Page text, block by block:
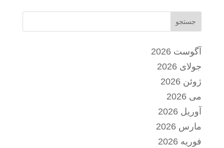
جستجو
آگوست 2026
جولای 2026
ژوئن 2026
می 2026
آوریل 2026
مارس 2026
فوریه 2026